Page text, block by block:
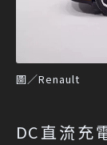
圖／Renault
DC直流充